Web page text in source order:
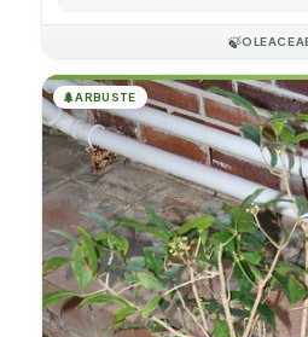
🍃
🌲ARBUSTE